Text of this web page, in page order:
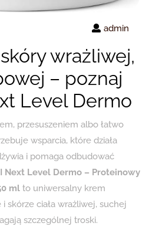
admin
wrażliwej,
– poznaj
Level Dermo
przesuszeniem albo łatwo
wsparcia, które działa
i pomaga odbudować
Next Level Dermo – Proteinowy
ml to uniwersalny krem
skórze ciała wrażliwej, suchej
szczególnej troski.